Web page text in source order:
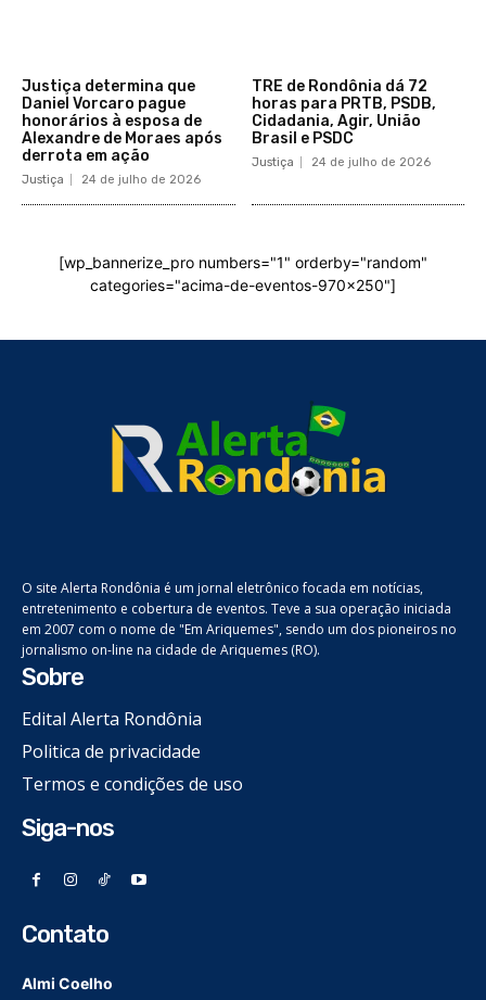
Justiça determina que
Daniel Vorcaro pague
honorários à esposa de
Alexandre de Moraes após
derrota em ação
Justiça 24 de julho de 2026
TRE de Rondônia dá 72
horas para PRTB, PSDB,
Cidadania, Agir, União
Brasil e PSDC
Justiça 24 de julho de 2026
[wp_bannerize_pro numbers="1" orderby="random"
categories="acima-de-eventos-970x250"]
O site Alerta Rondônia é um jornal eletrônico focada em notícias,
entretenimento e cobertura de eventos. Teve a sua operação iniciada
em 2007 com o nome de "Em Ariquemes", sendo um dos pioneiros no
jornalismo on-line na cidade de Ariquemes (RO).
Sobre
Edital Alerta Rondônia
Politica de privacidade
Termos e condições de uso
Siga-nos
Contato
Almi Coelho